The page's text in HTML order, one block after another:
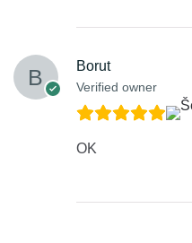
Borut
Verified owner
OK